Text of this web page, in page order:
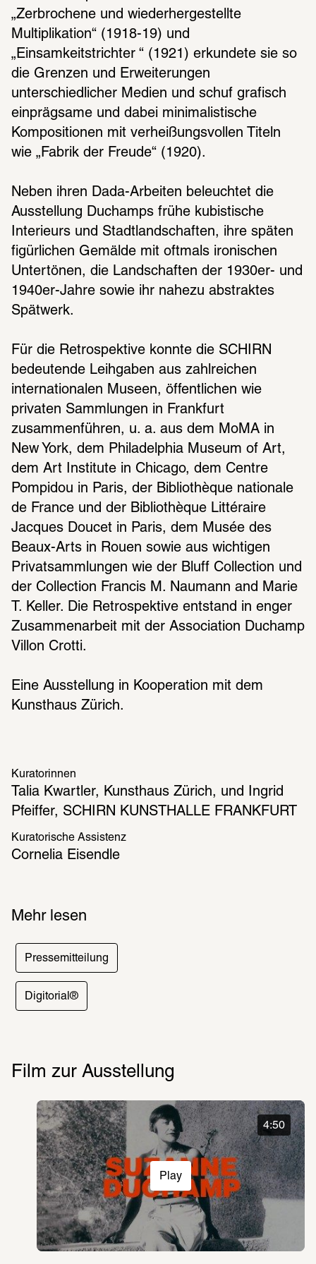
1/ 9
Entdecken Sie mehr
Digitorial®
Duchamp und die Ausstellung
die Geschichte der
Dr. Marschner Stiftung
Ernst Max von Grunelius-Stiftung
Fontana Stiftung
Frankfurter Allgemeine Zeitung
„Zerbrochene und wiederhergestellte
Multiplikation“ (1918-19) und
„Einsamkeitstrichter “ (1921) erkundete sie so
die Grenzen und Erweiterungen
unterschiedlicher Medien und schuf grafisch
einprägsame und dabei minimalistische
Kompositionen mit verheißungsvollen Titeln
wie „Fabrik der Freude“ (1920).
Neben ihren Dada-Arbeiten beleuchtet die
Ausstellung Duchamps frühe kubistische
Interieurs und Stadtlandschaften, ihre späten
figürlichen Gemälde mit oftmals ironischen
Untertönen, die Landschaften der 1930er- und
1940er-Jahre sowie ihr nahezu abstraktes
Spätwerk.
Für die Retrospektive konnte die SCHIRN
bedeutende Leihgaben aus zahlreichen
internationalen Museen, öffentlichen wie
privaten Sammlungen in Frankfurt
zusammenführen, u. a. aus dem MoMA in
New York, dem Philadelphia Museum of Art,
dem Art Institute in Chicago, dem Centre
Pompidou in Paris, der Bibliothèque nationale
de France und der Bibliothèque Littéraire
Jacques Doucet in Paris, dem Musée des
Beaux-Arts in Rouen sowie aus wichtigen
Privatsammlungen wie der Bluff Collection und
der Collection Francis M. Naumann and Marie
T. Keller. Die Retrospektive entstand in enger
Zusammenarbeit mit der Association Duchamp
Villon Crotti.
Eine Ausstellung in Kooperation mit dem
Kunsthaus Zürich.
Kuratorinnen
Talia Kwartler, Kunsthaus Zürich, und Ingrid
Pfeiffer, SCHIRN KUNSTHALLE FRANKFURT
Kuratorische Assistenz
Cornelia Eisendle
Mehr lesen
Pressemitteilung
Digitorial®
Film zur Ausstellung
Play
4:50
Di
Mi Fr Sa So 10:00 – 19:00
10:00 – 22:00 Uhr
SCHIRN KUNSTHALLE FRANKFURT
Gabriel-Riesser-Weg 3
60325 Frankfurt am Main
Newsletter